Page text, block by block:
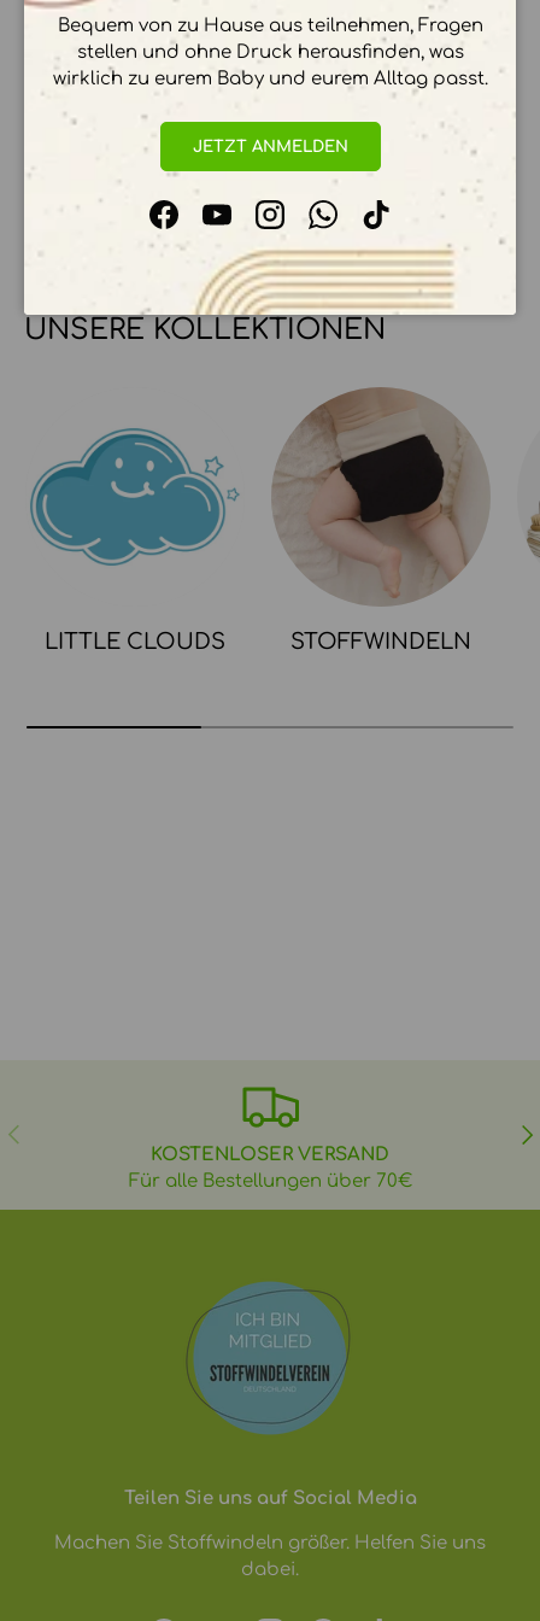
Ihre Zahlungsinformationen werden sicher
verarbeitet. Wir speichern keine
Kreditkartendetails.
UNSERE KOLLEKTIONEN
LITTLE CLOUDS STOFFWINDELN
Bequem von zu Hause aus teilnehmen, Fragen
stellen und ohne Druck herausfinden, was
wirklich zu eurem Baby und eurem Alltag passt.
JETZT ANMELDEN
FacebookYouTubeInstagramWhatsApp
TikTok
VORHERIGE
KOSTENLOSER VERSAND
Für alle Bestellungen über 70€
Teilen Sie uns auf Social Media
Machen Sie Stoffwindeln größer. Helfen Sie uns
dabei.